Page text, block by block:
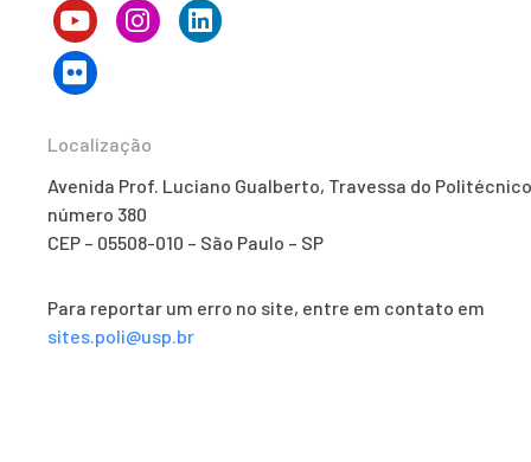
Localização
Avenida Prof. Luciano Gualberto, Travessa do
número 380
CEP – 05508-010 – São Paulo – SP
Para reportar um erro no site, entre em contato em
sites.poli@usp.br